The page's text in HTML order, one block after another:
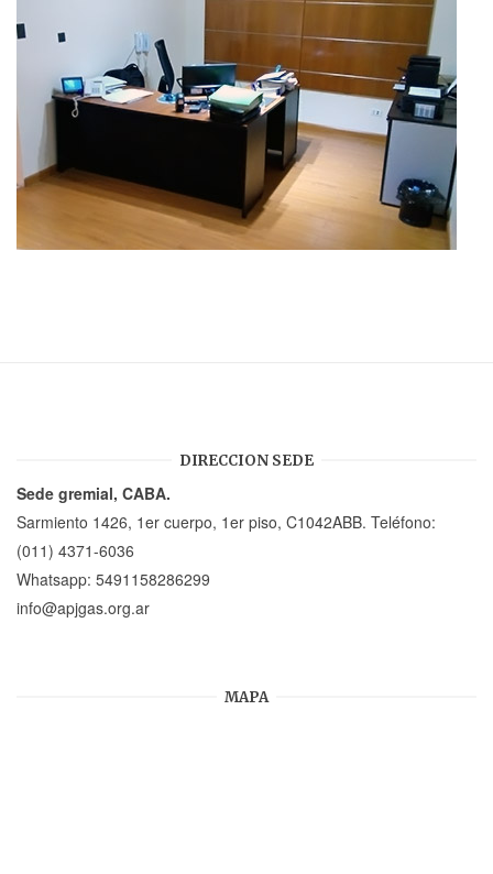
DIRECCION SEDE
Sede gremial, CABA.
Sarmiento 1426, 1er cuerpo, 1er piso, C1042ABB. Teléfono:
(011) 4371-6036
Whatsapp: 5491158286299
info@apjgas.org.ar
MAPA